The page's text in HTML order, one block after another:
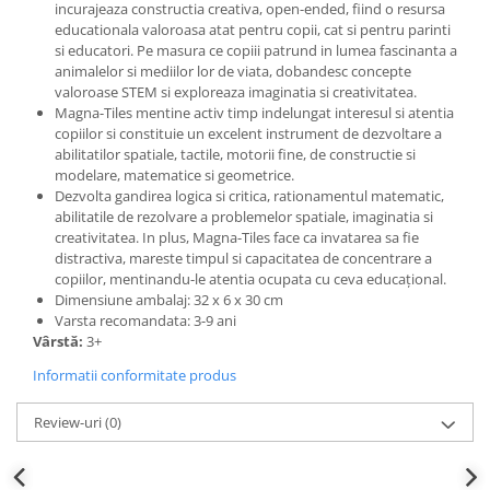
incurajeaza constructia creativa, open-ended, fiind o resursa
educationala valoroasa atat pentru copii, cat si pentru parinti
si educatori. Pe masura ce copiii patrund in lumea fascinanta a
animalelor si mediilor lor de viata, dobandesc concepte
valoroase STEM si exploreaza imaginatia si creativitatea.
Magna-Tiles mentine activ timp indelungat interesul si atentia
copiilor si constituie un excelent instrument de dezvoltare a
abilitatilor spatiale, tactile, motorii fine, de constructie si
modelare, matematice si geometrice.
Dezvolta gandirea logica si critica, rationamentul matematic,
abilitatile de rezolvare a problemelor spatiale, imaginatia si
creativitatea. In plus, Magna-Tiles face ca invatarea sa fie
distractiva, mareste timpul si capacitatea de concentrare a
copiilor, mentinandu-le atentia ocupata cu ceva educațional.
Dimensiune ambalaj: 32 x 6 x 30 cm
Varsta recomandata: 3-9 ani
Vârstă: 3+
Informatii conformitate produs
Review-uri(0)